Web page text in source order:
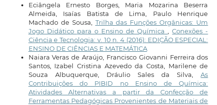
Eciângela Ernesto Borges, Maria Mozarina Beserra
Almeida, Isaías Batista de Lima, Paulo Henrique
Machado de Sousa, Trilha das Funções Orgânicas: Um
Jogo Didático para o Ensino de Química
,Conexões -
Ciência e Tecnologia: v. 10 n. 4 (2016): EDIÇÃO ESPECIAL:
ENSINO DE CIÊNCIAS E MATEMÁTICA
Naiara Veras de Araújo, Francisco Giovanni Ferreira dos
Santos, Izabel Cristina Azevedo da Costa, Marilene de
Souza Albuquerque, Dráulio Sales da Silva,As
Contribuições do PIBID no Ensino de Química:
Atividades Alternativas a partir da Confecção de
Ferramentas Pedagógicas Provenientes de Materiais de